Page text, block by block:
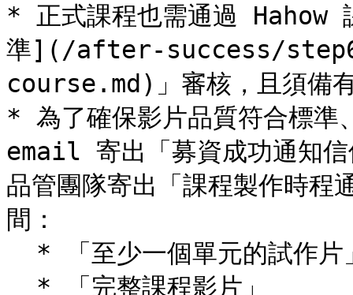
* 正式課程也需通過 Hahow
準](/after-success/
course.md)」審核，且須備
* 為了確保影片品質符合標準
email 寄出「募資成功通知信
品管團隊寄出「課程製作時程
間：